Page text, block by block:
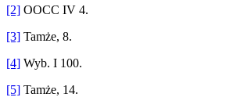
[2] OOCC IV 4.
[3] Tamże, 8.
[4] Wyb. I 100.
[5] Tamże, 14.